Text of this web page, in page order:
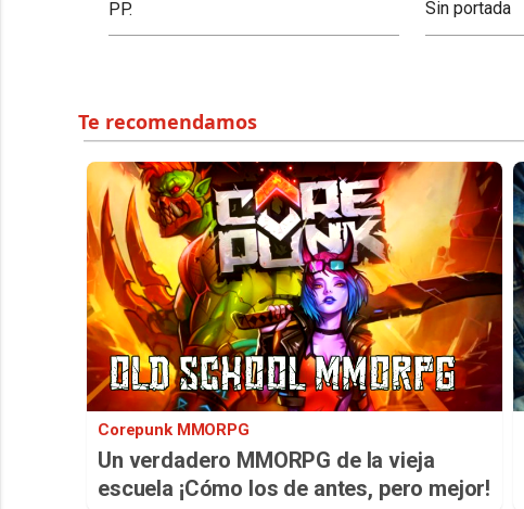
Corepunk MMORPG
Un verdadero MMORPG de la vieja
escuela ¡Cómo los de antes, pero mejor!